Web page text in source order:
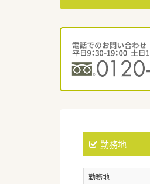
勤務地
勤務地